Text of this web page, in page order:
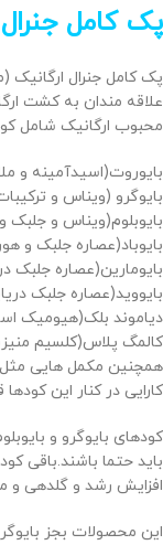
پک کامل
علاقه مندان به کشت
محبوب ارگانیک شامل
بایوروت(اسیدآمینه و
بایوگرو (ویناس و
بایوبلوم(ویناس و جلبک
بایوباد(عصاره جلبک و
بایومارین(عصاره جلبک
بایووید(عصاره جلبک
دیاموند بلک(هیومیک
کالمگ پلاس(کلسیم
همچنین مکمل هایی مثل
کارایی در کنار این
کودهای بایوگرو و
باید حتما باشند.باقی
افزایش رشد و گلدهی و
این محصولات بجز